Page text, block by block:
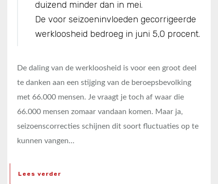
duizend minder dan in mei.
De voor seizoeninvloeden gecorrigeerde
werkloosheid bedroeg in juni 5,0 procent.
De daling van de werkloosheid is voor een groot deel
te danken aan een stijging van de beroepsbevolking
met 66.000 mensen. Je vraagt je toch af waar die
66.000 mensen zomaar vandaan komen. Maar ja,
seizoenscorrecties schijnen dit soort fluctuaties op te
kunnen vangen…
Lees verder